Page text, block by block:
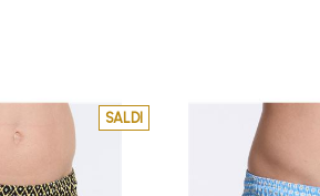
SALDI